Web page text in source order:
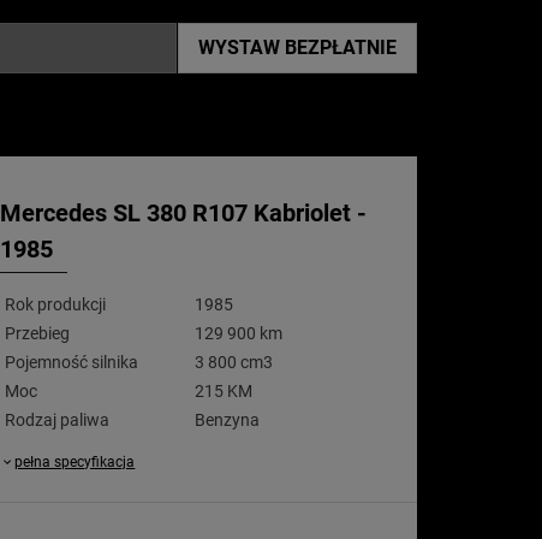
WYSTAW BEZPŁATNIE
Mercedes SL 380 R107 Kabriolet -
1985
Rok produkcji
1985
Przebieg
129 900 km
Pojemność silnika
3 800 cm3
Moc
215 KM
Rodzaj paliwa
Benzyna
pełna specyfikacja